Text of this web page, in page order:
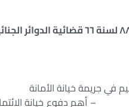
في جريمة خيانة